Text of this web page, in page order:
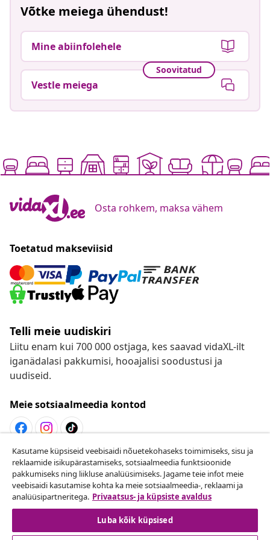
Võtke meiega ühendust!
Mine abiinfolehele
Soovitatud
Vestle meiega
Osta rohkem, maksa vähem
Toetatud makseviisid
Telli meie uudiskiri
Liitu enam kui 700 000 ostjaga, kes saavad vidaXL-ilt
iganädalasi pakkumisi, hooajalisi soodustusi ja
uudiseid.
Meie sotsiaalmeedia kontod
Lepingust taganemine
Esita oma tellimuse kohta tagastamissoov.
Lepingust taganemine
Kasutame küpsiseid veebisaidi nõuetekohaseks toimimiseks, sisu ja
reklaamide isikupärastamiseks, sotsiaalmeedia funktsioonide
pakkumiseks ning liikluse analüüsimiseks. Jagame teie infot meie
veebisaidi kasutamise kohta ka meie sotsiaalmeedia-, reklaami ja
analüüsipartneritega. Privaatsus- ja küpsiste avaldus
Luba kõik küpsised